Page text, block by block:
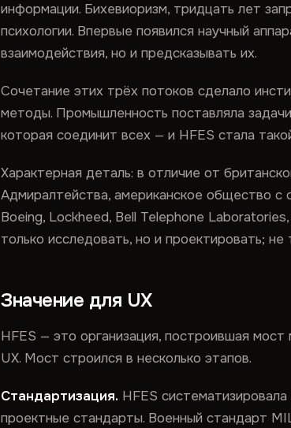
информации. Бихевиоризм, тридцать лет
психологии. Впервые появился научный
взаимодействия, но и предсказывать их.
Сочетание этих трёх потоков сделало
методы. Промышленность поставляла
которая соединит всех — и HFES стала
Характерная деталь: в отличие от
Адмиралтейства, американское общество
Boeing, Lockheed, Bell Telephone
только исследовать, но и проектировать;
Значение для UX
HFES — это организация, построившая
UX. Мост строился в несколько этапов.
Стандартизация. HFES
проектные стандарты. Военный стандарт